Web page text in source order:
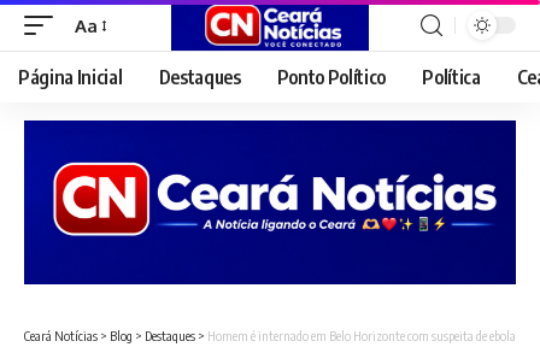
Font
Resizer
Aa
Página Inicial Destaques Ponto Político Política
Ceará Notícias > Blog > Destaques > Homem é internado em Belo Horizonte com suspeita de ebola